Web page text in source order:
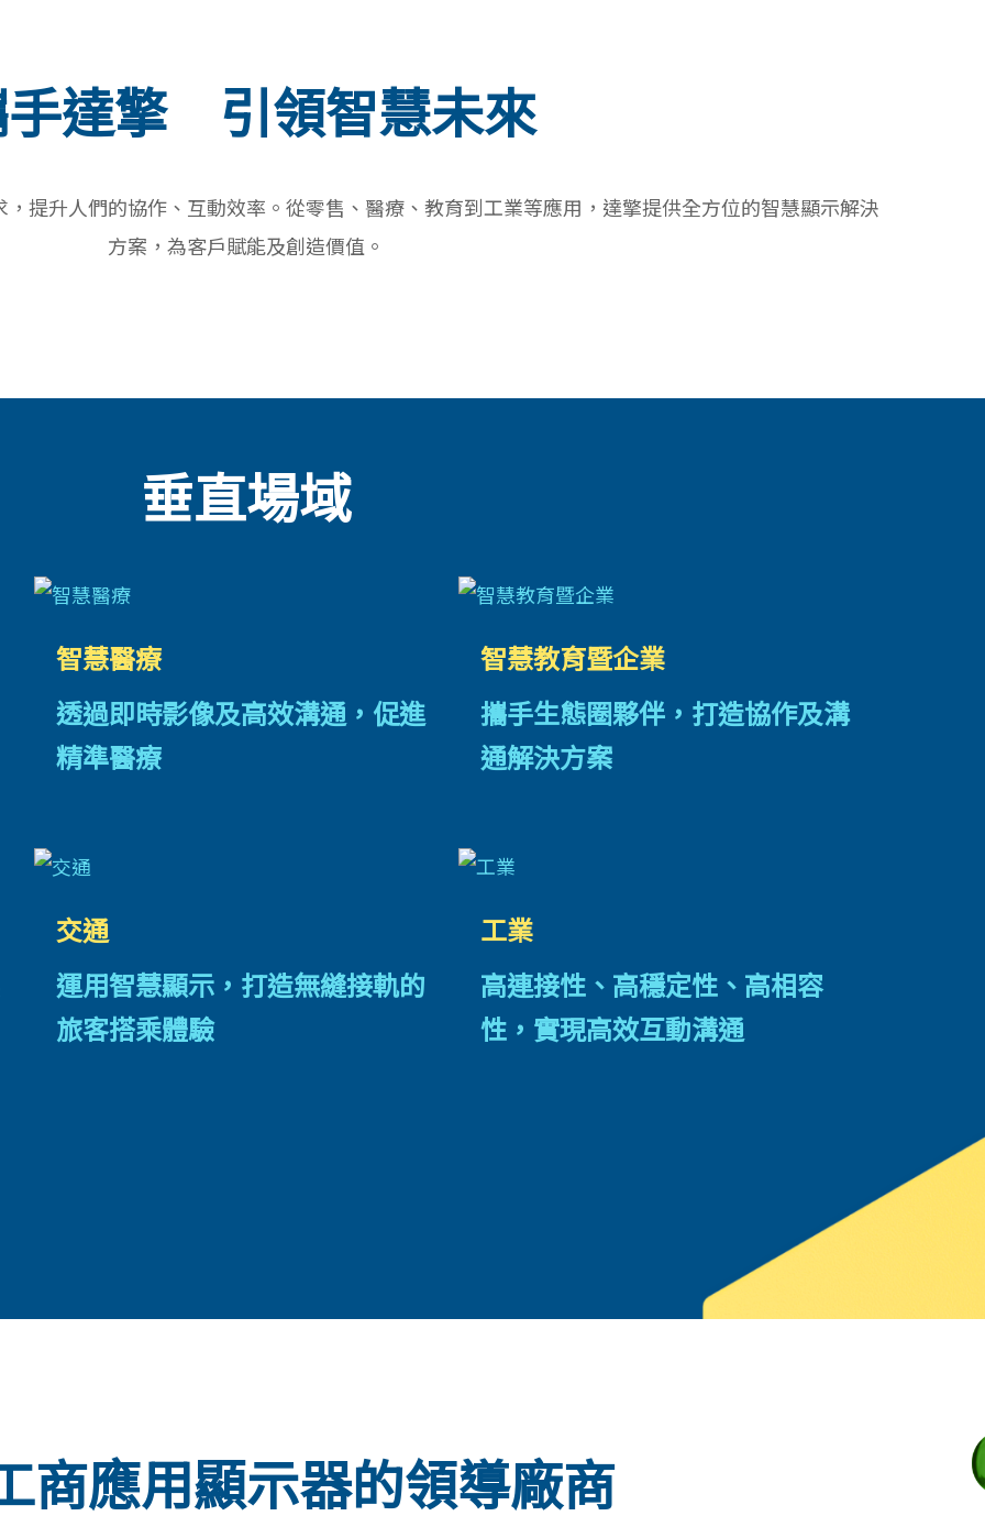
達擎 引領智慧未來
提升人們的協作、互動效率。從零售、醫療、教育到工業等應用，達擎提供全方位的智慧顯示解決
方案，為客戶賦能及創造價值。
垂直場域
智慧醫療
透過即時影像及高效溝通，促進
精準醫療
智慧教育暨企業
攜手生態圈夥伴，打造協作及溝
通解決方案
交通
運用智慧顯示，打造無縫接軌的
旅客搭乘體驗
工業
高連接性、高穩定性、高相容
性，實現高效互動溝通
商應用顯示器的領導廠商